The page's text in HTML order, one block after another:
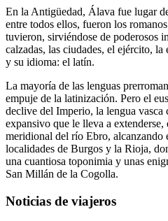
En la Antigüedad, Álava fue lugar
entre todos ellos, fueron los
tuvieron, sirviéndose de poderosos
calzadas, las ciudades, el ejército,
y su idioma: el latín.
La mayoría de las lenguas
empuje de la latinización. Pero el
declive del Imperio, la lengua
expansivo que le lleva a
meridional del río Ebro, alcanzando
localidades de Burgos y la Rioja,
una cuantiosa toponimia y unas
San Millán de la Cogolla.
Noticias de viajeros